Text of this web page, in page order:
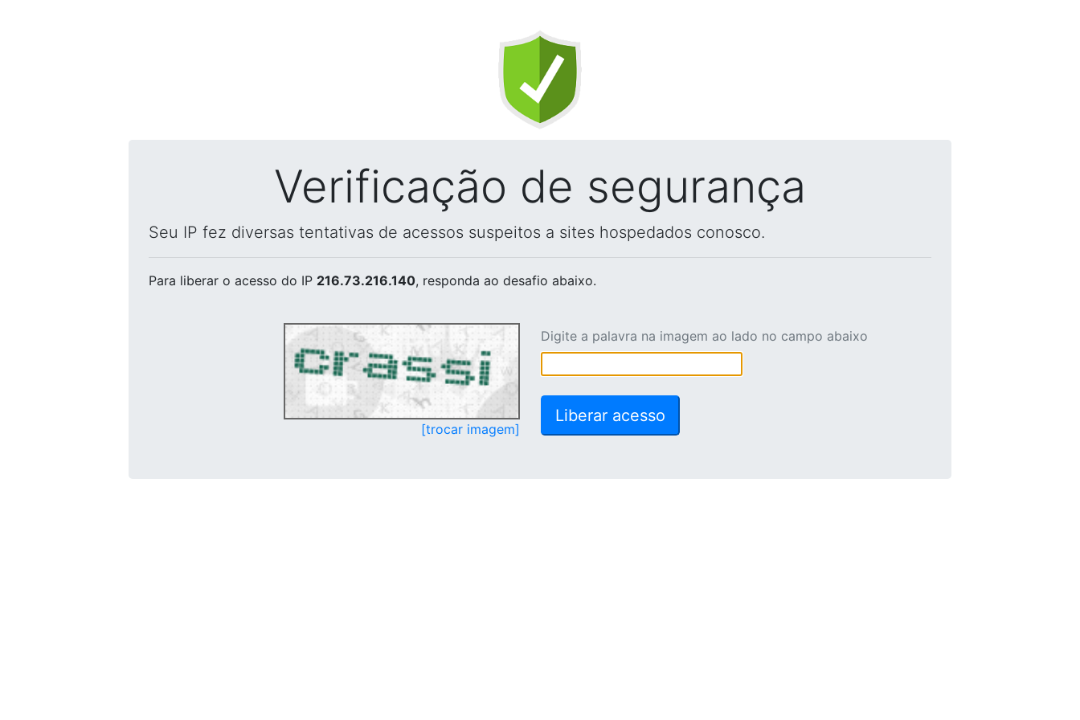
Verificação de segurança
Seu IP fez diversas tentativas de acessos suspeitos a sites hospedados conosco.
Para liberar o acesso do IP 216.73.216.140, responda ao desafio abaixo.
[trocar imagem]
Digite a palavra na imagem ao lado no campo abaixo